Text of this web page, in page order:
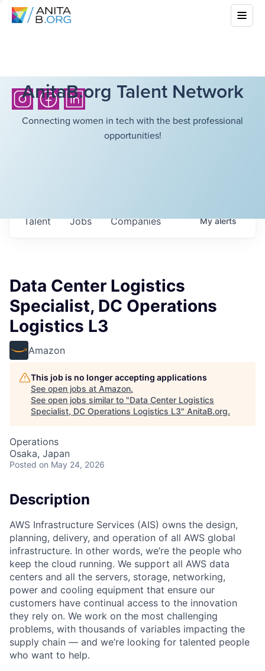
AnitaB.org Talent Network
Connecting women in tech with the best professional
opportunities!
Jobs Companies
Talent Myalerts
Data Center Logistics
Specialist, DC Operations
Logistics L3
Amazon
This job is no longer accepting applications
See open jobs at Amazon.
See open jobs similar to "Data Center Logistics
Specialist, DC Operations Logistics L3" AnitaB.org.
Operations
Osaka, Japan
Posted on May 24, 2026
Description
AWS Infrastructure Services (AIS) owns the design,
planning, delivery, and operation of all AWS global
infrastructure. In other words, we’re the people who
keep the cloud running. We support all AWS data
centers and all the servers, storage, networking,
power and cooling equipment that ensure our
customers have continual access to the innovation
they rely on. We work on the most challenging
problems, with thousands of variables impacting the
supply chain — and we’re looking for talented people
who want to help.